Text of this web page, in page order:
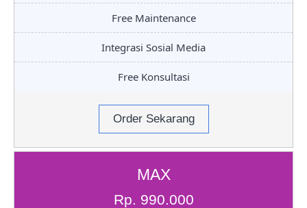
Free Maintenance
Integrasi Sosial Media
Free Konsultasi
Order Sekarang
MAX
Rp. 990.000